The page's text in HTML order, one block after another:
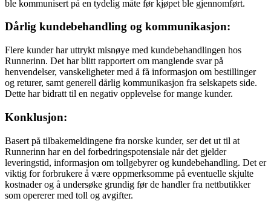
ble kommunisert på en tydelig måte før kjøpet ble gjennomført.
Dårlig kundebehandling og kommunikasjon:
Flere kunder har uttrykt misnøye med kundebehandlingen hos
Runnerinn. Det har blitt rapportert om manglende svar på
henvendelser, vanskeligheter med å få informasjon om bestillinger
og returer, samt generell dårlig kommunikasjon fra selskapets side.
Dette har bidratt til en negativ opplevelse for mange kunder.
Konklusjon:
Basert på tilbakemeldingene fra norske kunder, ser det ut til at
Runnerinn har en del forbedringspotensiale når det gjelder
leveringstid, informasjon om tollgebyrer og kundebehandling. Det er
viktig for forbrukere å være oppmerksomme på eventuelle skjulte
kostnader og å undersøke grundig før de handler fra nettbutikker
som opererer med toll og avgifter.